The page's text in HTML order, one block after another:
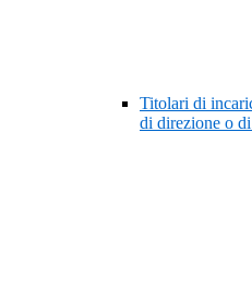
Titolari di
di direzione o